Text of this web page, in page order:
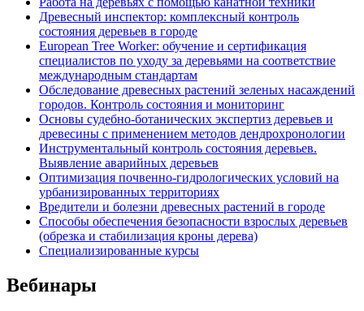
Древесный инспектор: комплексный контроль
состояния деревьев в городе
European Tree Worker: обучение и сертификация
специалистов по уходу за деревьями на соответствие
международным стандартам
Обследование древесных растений зеленых насаждений
городов. Контроль состояния и мониторинг
Основы судебно-ботанических экспертиз деревьев и
древесины с применением методов дендрохронологии
Инструментальный контроль состояния деревьев.
Выявление аварийных деревьев
Оптимизация почвенно-гидрологических условий на
урбанизированных территориях
Вредители и болезни древесных растений в городе
Способы обеспечения безопасности взрослых деревьев
(обрезка и стабилизация кроны дерева)
Специализированные курсы
Вебинары